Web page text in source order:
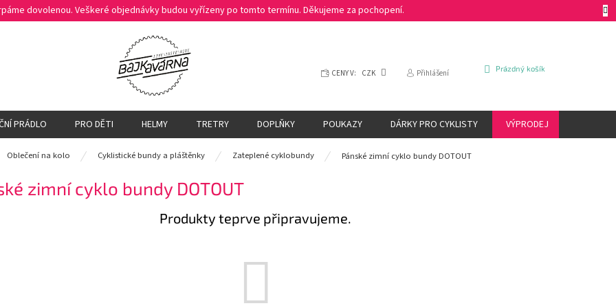
dovolenou. Veškeré objednávky budou vyřízeny po tomto termínu. Děkujeme za pochopení.
CENY V: CZK Přihlášení
NÁKUPNÍ
Prázdný košík
PRÁDLO PRO DĚTI HELMY TRETRY DOPLŇKY POUKAZY DÁRKY PRO CYKLISTY VÝPRODEJ
Oblečení na kolo Cyklistické bundy a pláštěnky Zateplené cyklobundy Pánské zimní cyklo bundy DOTOUT
zimní cyklo bundy DOTOUT
Produkty teprve připravujeme.